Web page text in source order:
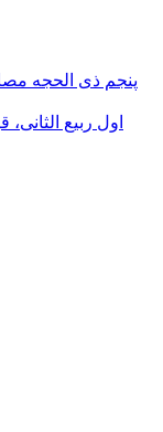
پنجم ذی الحجه
اول ربیع